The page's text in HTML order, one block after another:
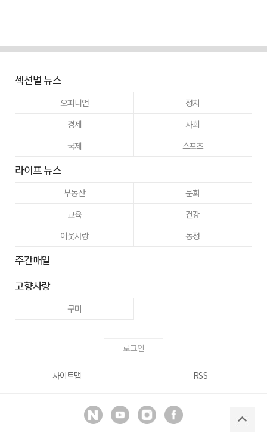
섹션별 뉴스
오피니언
정치
경제
사회
국제
스포츠
라이프 뉴스
부동산
문화
교육
건강
이웃사랑
동정
주간매일
고향사랑
구미
로그인
사이트맵 RSS